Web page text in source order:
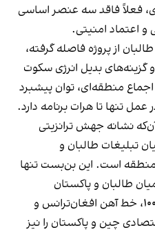
فعلاً فاقد سه عنصر اساسی
اعتماد امنیتی.
از پروژه فاصله گرفته،
گزینه‌های بدیل انرژی سکوت
اجماع منطقه‌ای، توان پیشبرد
عمل تنها تا هرات برنامه دارد.
نشانه جهش ترانزیتی
تبلیغات طالبان و
است. این بن‌بست تنها
طالبان و پاکستان
سرنوشت پروژه‌هایی چون کاسا۱۰۰۰، خط آهن افغان‌ترانس و
چین و پاکستان را نیز